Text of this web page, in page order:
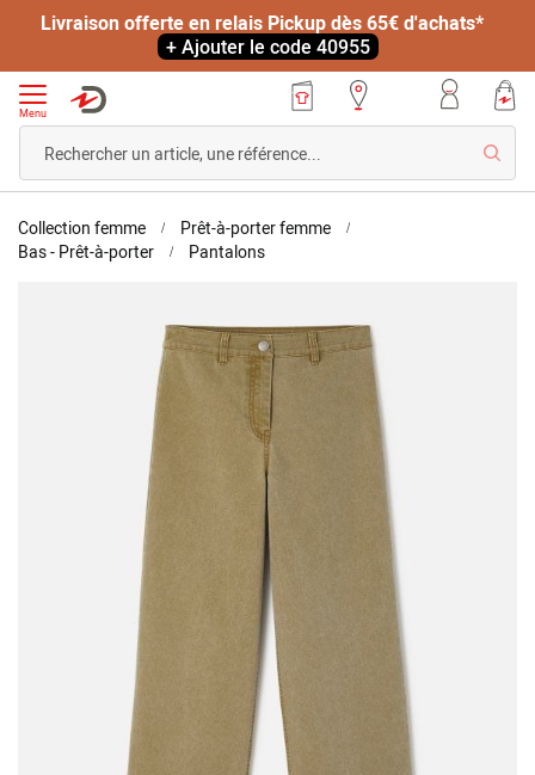
Livraison offerte en relais Pickup dès 65€ d'achats*
+ Ajouter le code 40955
Menu
Accueil
Collection femme
Prêt-à-porter femme
Bas - Prêt-à-porter
PantalonsPantalon